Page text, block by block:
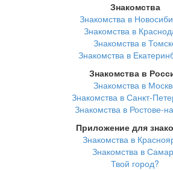
Знакомства
Знакомства в
Знакомства в
Знакомства в
Знакомства в
Знакомства в
Знакомства в
Знакомства в Санкт-
Знакомства в Ростове-
Приложение для
Знакомства в
Знакомства в
Твой город?